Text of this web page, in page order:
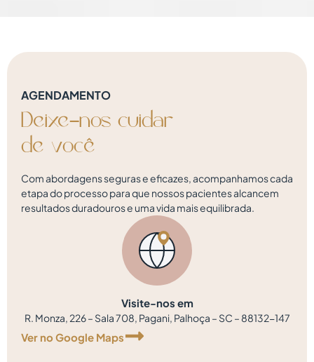
AGENDAMENTO
Deixe-nos cuidar
de você
Com abordagens seguras e eficazes, acompanhamos cada
etapa do processo para que nossos pacientes alcancem
resultados duradouros e uma vida mais equilibrada.
Visite-nos em
R. Monza, 226 – Sala 708, Pagani, Palhoça – SC – 88132-147
Ver no Google Maps